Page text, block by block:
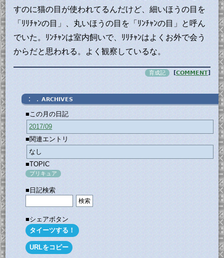
すのに猫の目が使われてるんだけど、細いほうの目を
「ﾘﾘﾁｬﾝの目」、丸いほうの目を「ﾘﾝﾁｬﾝの目」と呼ん
でいた。ﾘﾝﾁｬﾝは室内飼いで、ﾘﾘﾁｬﾝはよくお外で会う
からだと思われる。よく観察しているな。
育成記 [COMMENT]
：．ARCHIVES
■この月の日記
2017/09
■関連エントリ
なし
■TOPIC
プリキュア
■日記検索
■シェアボタン
タイーツする！
URLをコピー